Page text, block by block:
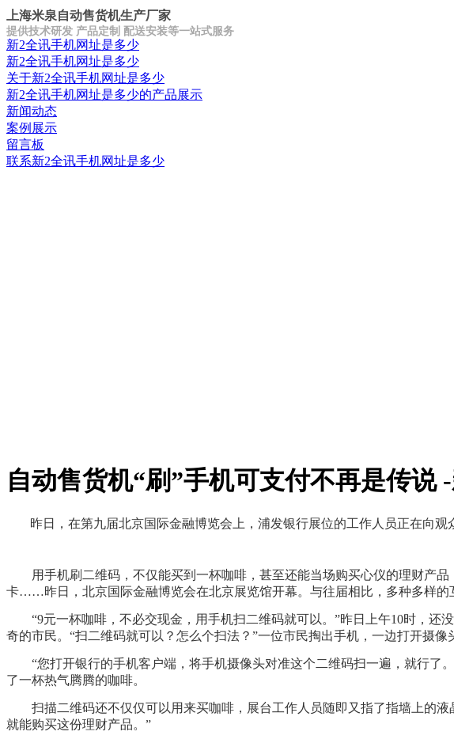
上海米泉自动售货机生产厂家
提供技术研发 产品定制 配送安装等一站式服务
新2全讯手机网址是多少
新2全讯手机网址是多少
关于新2全讯手机网址是多少
新2全讯手机网址是多少的产品展示
新闻动态
案例展示
留言板
联系新2全讯手机网址是多少
自动售货机“刷”手机可支付不再是传说
昨日，在第九届北京国际金融博览会上，浦发银行展位的工作人员正在向观
用手机刷二维码，不仅能买到一杯咖啡，甚至还能当场购买心仪的理财产品
卡……昨日，北京国际金融博览会在北京展览馆开幕。与往届相比，多种多样的
“9元一杯咖啡，不必交现金，用手机扫二维码就可以。”昨日上午10时，还
奇的市民。“扫二维码就可以？怎么个扫法？”一位市民掏出手机，一边打开摄像
“您打开银行的手机客户端，将手机摄像头对准这个二维码扫一遍，就行了。
了一杯热气腾腾的咖啡。
扫描二维码还不仅仅可以用来买咖啡，展台工作人员随即又指了指墙上的液
就能购买这份理财产品。”